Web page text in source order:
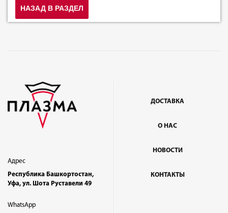
НАЗАД В РАЗДЕЛ
Адрес
Республика Башкортостан,
Уфа, ул. Шота Руставели 49
WhatsApp
ДОСТАВКА
О НАС
НОВОСТИ
КОНТАКТЫ